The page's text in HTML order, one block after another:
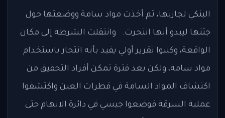
البنكي لجارتها، ثم أخذت مواد سامة ووضعتها حول
جثتها ليبدو أنها انتحرت. وانتقلت الشرطة إلى مكان
الواقعة، وكتبوا تقرير أولي يفيد بأنه انتحار باستخدام
مواد سامة، ولكن بعد فترة تمكن أفراد التحقيق من
اكتشاف المواد السامة في قطرات العين واكتشفوا
عملية السرقة فوضعوا جيسي في دائرة الاتهام حتى